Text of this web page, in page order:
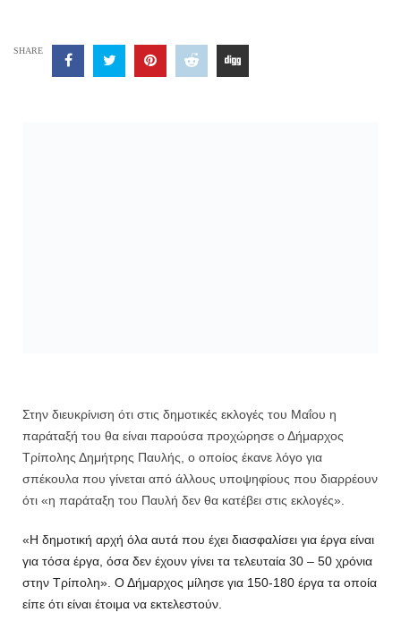
SHARE
Στην διευκρίνιση ότι στις δημοτικές εκλογές του Μαΐου η
παράταξή του θα είναι παρούσα προχώρησε ο Δήμαρχος
Τρίπολης Δημήτρης Παυλής, ο οποίος έκανε λόγο για
σπέκουλα που γίνεται από άλλους υποψηφίους που διαρρέουν
ότι «η παράταξη του Παυλή δεν θα κατέβει στις εκλογές».
«Η δημοτική αρχή όλα αυτά που έχει διασφαλίσει για έργα είναι
για τόσα έργα, όσα δεν έχουν γίνει τα τελευταία 30 – 50 χρόνια
στην Τρίπολη». Ο Δήμαρχος μίλησε για 150-180 έργα τα οποία
είπε ότι είναι έτοιμα να εκτελεστούν.